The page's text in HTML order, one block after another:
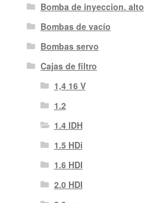
Bomba de inyeccion. alto
Bombas de vacío
Bombas servo
Cajas de filtro
1,4 16 V
1.2
1.4 IDH
1.5 HDi
1.6 HDI
2.0 HDI